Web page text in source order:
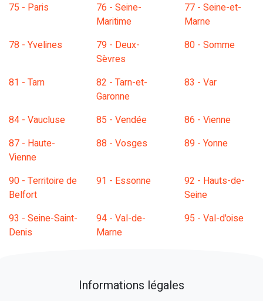
75 - Paris
76 - Seine-
Maritime
77 - Seine-et-
Marne
78 - Yvelines
79 - Deux-
Sèvres
80 - Somme
81 - Tarn
82 - Tarn-et-
Garonne
83 - Var
84 - Vaucluse 85 - Vendée
86 - Vienne
87 - Haute-
Vienne
88 - Vosges 89 - Yonne
90 - Territoire de
Belfort
91 - Essonne
92 - Hauts-de-
Seine
93 - Seine-Saint-
Denis
94 - Val-de-
Marne
95 - Val-d'oise
Informations légales